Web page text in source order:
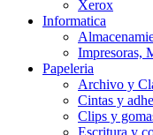
Xerox
Informatica
Impresoras,
Papeleria
Archivo y
Cintas y
Clips y
Escritura y